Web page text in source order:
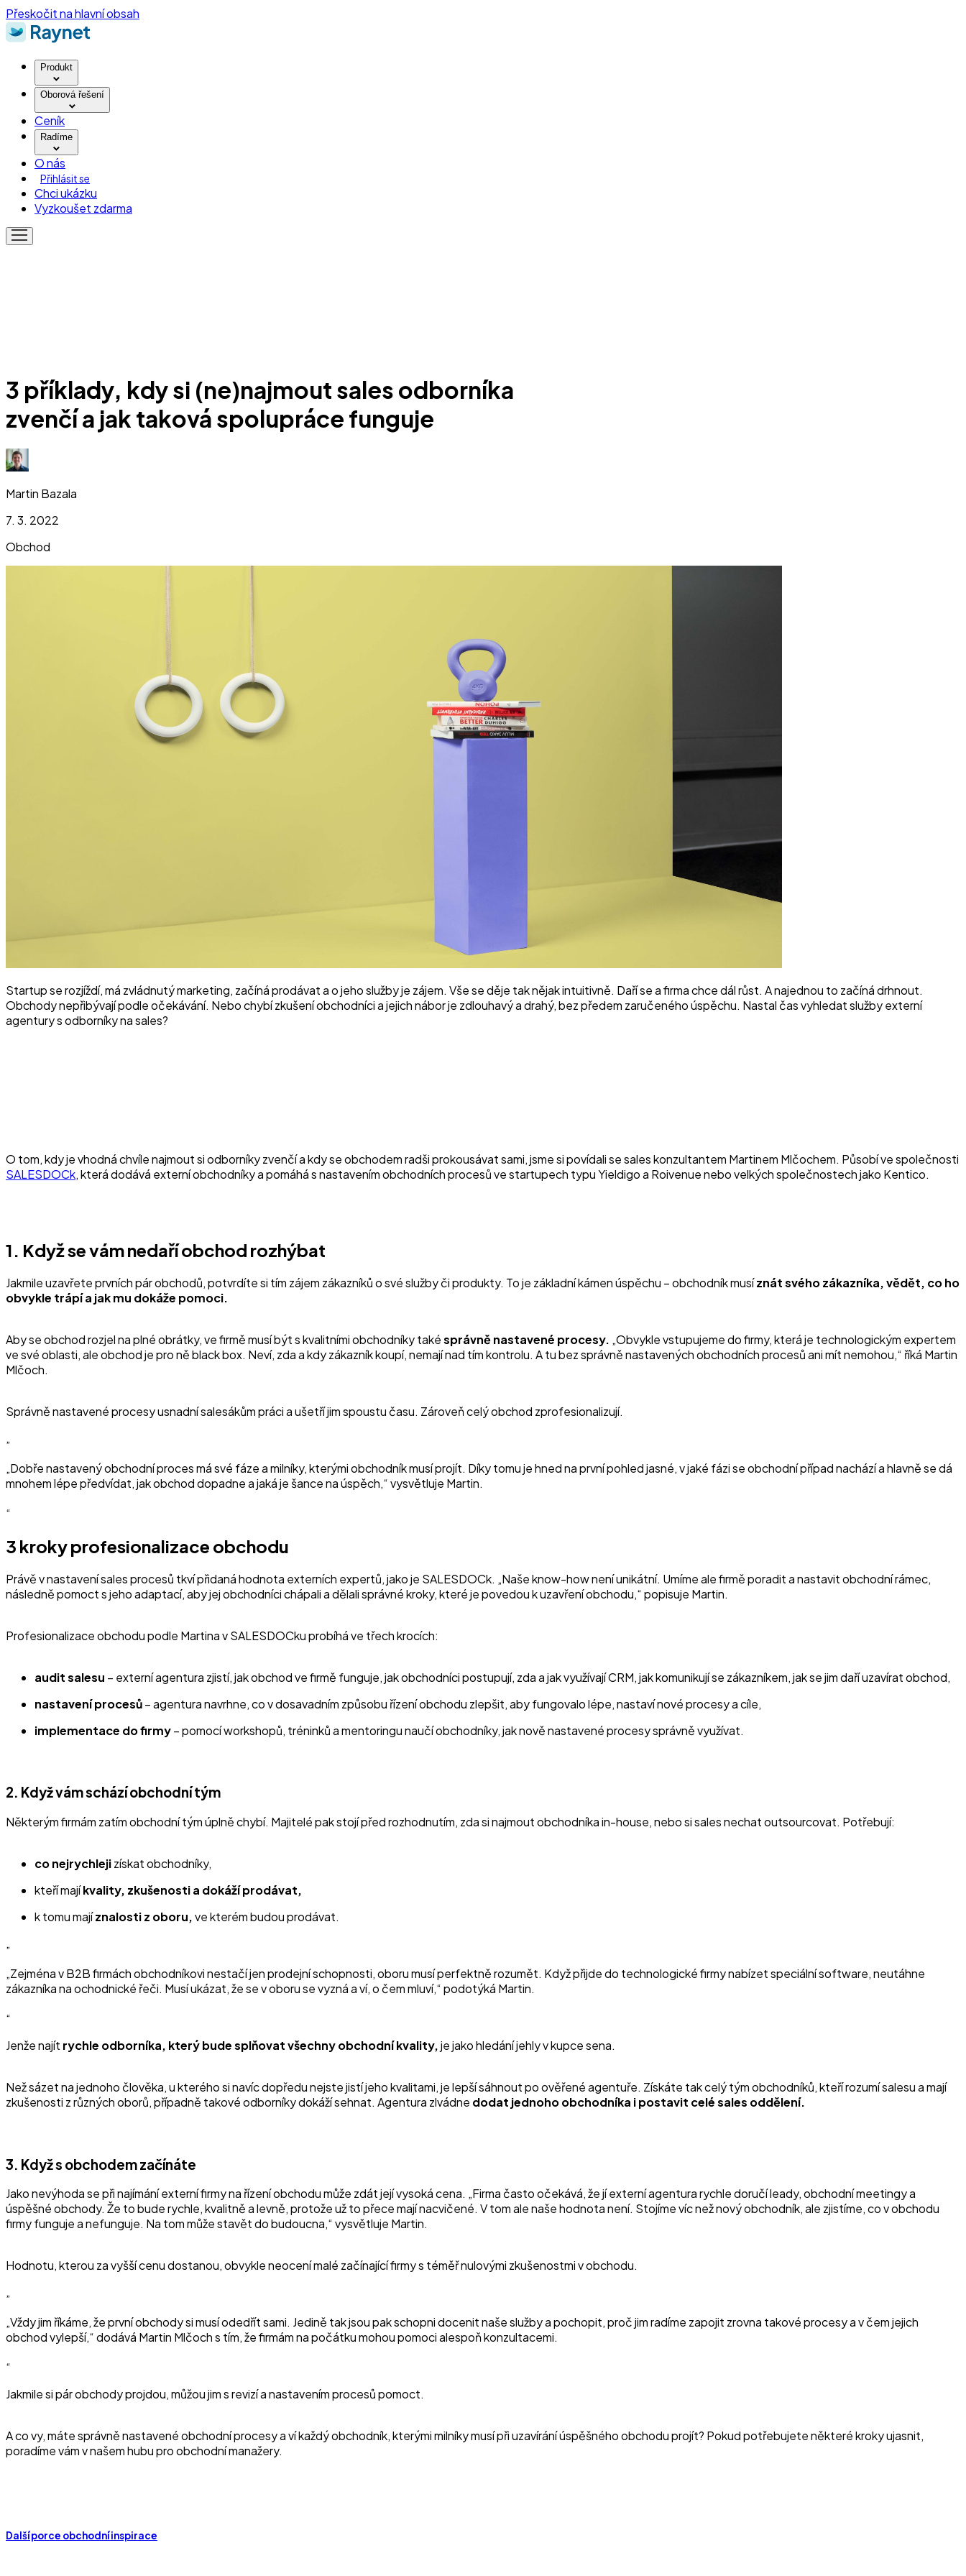
Přeskočit na hlavní obsah
Produkt
Oborová řešení
Ceník
Radíme
O nás
Přihlásit se
Chci ukázku
Vyzkoušet zdarma
3 příklady, kdy si (ne)najmout sales odborníka
zvenčí a jak taková spolupráce funguje
Martin Bazala
7. 3. 2022
Obchod
Startup se rozjíždí, má zvládnutý marketing, začíná prodávat a o jeho služby je zájem. Vše se děje tak nějak intuitivně. Daří se a firma chce dál růst. A najednou to začíná drhnout.
Obchody nepřibývají podle očekávání. Nebo chybí zkušení obchodníci a jejich nábor je zdlouhavý a drahý, bez předem zaručeného úspěchu. Nastal čas vyhledat služby externí
agentury s odborníky na sales?
O tom, kdy je vhodná chvíle najmout si odborníky zvenčí a kdy se obchodem radši prokousávat sami, jsme si povídali se sales konzultantem Martinem Mlčochem. Působí ve společnosti
SALESDOCk, která dodává externí obchodníky a pomáhá s nastavením obchodních procesů ve startupech typu Yieldigo a Roivenue nebo velkých společnostech jako Kentico.
1. Když se vám nedaří obchod rozhýbat
Jakmile uzavřete prvních pár obchodů, potvrdíte si tím zájem zákazníků o své služby či produkty. To je základní kámen úspěchu – obchodník musíznát svého zákazníka, vědět, co ho
obvykle trápí a jak mu dokáže pomoci.
Aby se obchod rozjel na plné obrátky, ve firmě musí být s kvalitními obchodníky takésprávně nastavené procesy. „Obvykle vstupujeme do firmy, která je technologickým expertem
ve své oblasti, ale obchod je pro ně black box. Neví, zda a kdy zákazník koupí, nemají nad tím kontrolu. A tu bez správně nastavených obchodních procesů ani mít nemohou,“ říká Martin
Mlčoch.
Správně nastavené procesy usnadní salesákům práci a ušetří jim spoustu času. Zároveň celý obchod zprofesionalizují.
„Dobře nastavený obchodní proces má své fáze a milníky, kterými obchodník musí projít. Díky tomu je hned na první pohled jasné, v jaké fázi se obchodní případ nachází a hlavně se dá
mnohem lépe předvídat, jak obchod dopadne a jaká je šance na úspěch,“ vysvětluje Martin.
3 kroky profesionalizace obchodu
Právě v nastavení sales procesů tkví přidaná hodnota externích expertů, jako je SALESDOCk. „Naše know-how není unikátní. Umíme ale firmě poradit a nastavit obchodní rámec,
následně pomoct s jeho adaptací, aby jej obchodníci chápali a dělali správné kroky, které je povedou k uzavření obchodu,“popisuje Martin.
Profesionalizace obchodu podle Martina v SALESDOCku probíhá ve třech krocích:
audit salesu – externí agentura zjistí, jak obchod ve firmě funguje, jak obchodníci postupují, zda a jak využívají CRM, jak komunikují se zákazníkem, jak se jim daří uzavírat obchod,
nastavení procesů– agentura navrhne, co v dosavadním způsobu řízení obchodu zlepšit, aby fungovalo lépe, nastaví nové procesy a cíle,
implementace do firmy– pomocí workshopů, tréninků a mentoringu naučí obchodníky, jak nově nastavené procesy správně využívat.
2. Když vám schází obchodní tým
Některým firmám zatím obchodní tým úplně chybí. Majitelé pak stojí před rozhodnutím, zda si najmout obchodníka in-house, nebo si sales nechat outsourcovat. Potřebují:
co nejrychlejizískat obchodníky,
kteří majíkvality, zkušenosti a dokáží prodávat,
k tomu majíznalosti z oboru,ve kterém budou prodávat.
„Zejména v B2B firmách obchodníkovi nestačí jen prodejní schopnosti, oboru musí perfektně rozumět. Když přijde do technologické firmy nabízet speciální software, neutáhne
zákazníka na ochodnické řeči. Musí ukázat, že se v oboru se vyzná a ví, o čem mluví,“ podotýká Martin.
Jenže najít rychle odborníka, který bude splňovat všechny obchodní kvality,je jako hledání jehly v kupce sena.
Než sázet na jednoho člověka, u kterého si navíc dopředu nejste jistí jeho kvalitami, je lepší sáhnout po ověřené agentuře. Získáte tak celý tým obchodníků, kteří rozumí salesu a mají
zkušenosti z různých oborů, případně takové odborníky dokáží sehnat. Agentura zlvádne dodat jednoho obchodníka i postavit celé sales oddělení.
3. Když s obchodem začínáte
Jako nevýhoda se při najímání externí firmy na řízení obchodu může zdát její vysoká cena. „Firma často očekává, že jí externí agentura rychle doručí leady, obchodní meetingy a
úspěšné obchody. Že to bude rychle, kvalitně a levně, protože už to přece mají nacvičené. V tom ale naše hodnota není. Stojíme víc než nový obchodník, ale zjistíme, co v obchodu
firmy funguje a nefunguje. Na tom může stavět do budoucna,“vysvětluje Martin.
Hodnotu, kterou za vyšší cenu dostanou, obvykle neocení malé začínající firmy s téměř nulovými zkušenostmi v obchodu.
„Vždy jim říkáme, že první obchody si musí odedřít sami. Jedině tak jsou pak schopni docenit naše služby a pochopit, proč jim radíme zapojit zrovna takové procesy a v čem jejich
obchod vylepší,“ dodává Martin Mlčoch s tím, že firmám na počátku mohou pomoci alespoň konzultacemi.
Jakmile si pár obchody projdou, můžou jim s revizí a nastavením procesů pomoct.
A co vy, máte správně nastavené obchodní procesy a ví každý obchodník, kterými milníky musí při uzavírání úspěšného obchodu projít? Pokud potřebujete některé kroky ujasnit,
poradíme vám v našem hubu pro obchodní manažery.
Další porce obchodní inspirace